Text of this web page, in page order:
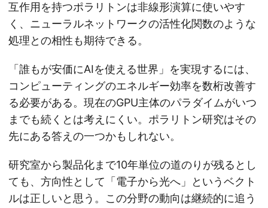
互作用を持つポラリトンは非線形演算に使いやす
く、ニューラルネットワークの活性化関数のような
処理との相性も期待できる。
「誰もが安価にAIを使える世界」を実現するには、
コンピューティングのエネルギー効率を数桁改善す
る必要がある。現在のGPU主体のパラダイムがいつ
までも続くとは考えにくい。ポラリトン研究はその
先にある答えの一つかもしれない。
研究室から製品化まで10年単位の道のりが残るとし
ても、方向性として「電子から光へ」というベクト
ルは正しいと思う。この分野の動向は継続的に追う